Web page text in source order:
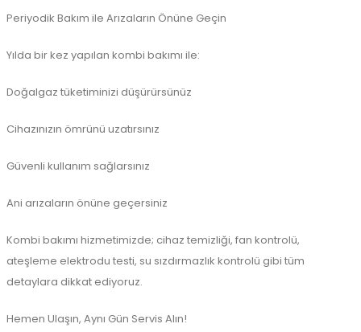
Periyodik Bakım ile Arızaların Önüne Geçin
Yılda bir kez yapılan kombi bakımı ile:
Doğalgaz tüketiminizi düşürürsünüz
Cihazınızın ömrünü uzatırsınız
Güvenli kullanım sağlarsınız
Ani arızaların önüne geçersiniz
Kombi bakımı hizmetimizde; cihaz temizliği, fan kontrolü,
ateşleme elektrodu testi, su sızdırmazlık kontrolü gibi tüm
detaylara dikkat ediyoruz.
Hemen Ulaşın, Aynı Gün Servis Alın!